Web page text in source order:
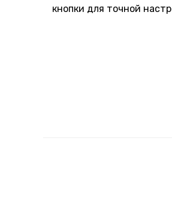
кнопки для точной